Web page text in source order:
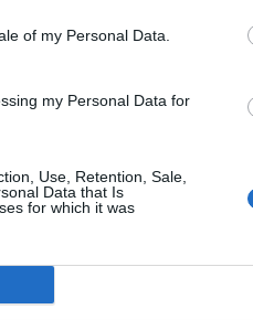
of my Personal Data.
my Personal Data for
Use, Retention, Sale,
Data that Is
for which it was
ze stroju”. Strażniczka